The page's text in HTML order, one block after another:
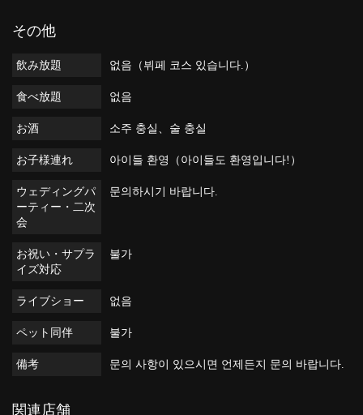
その他
飲み放題 없음（뷔페 코스 있습니다.）
食べ放題 없음
お酒 소주 충실、술 충실
お子様連れ 아이들 환영（아이들도 환영입니다!）
ウェディングパ
ーティー・二次
会
문의하시기 바랍니다.
お祝い・サプラ
イズ対応
불가
ライブショー 없음
ペット同伴 불가
備考 문의 사항이 있으시면 언제든지 문의 바랍니다.
関連店舗